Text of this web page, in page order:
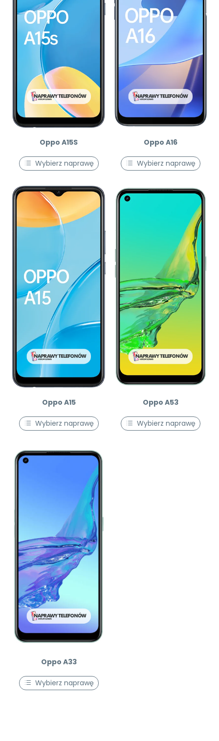
Oppo A15S
Wybierz naprawę
Oppo A16
Wybierz naprawę
Oppo A15
Wybierz naprawę
Oppo A53
Wybierz naprawę
Oppo A33
Wybierz naprawę